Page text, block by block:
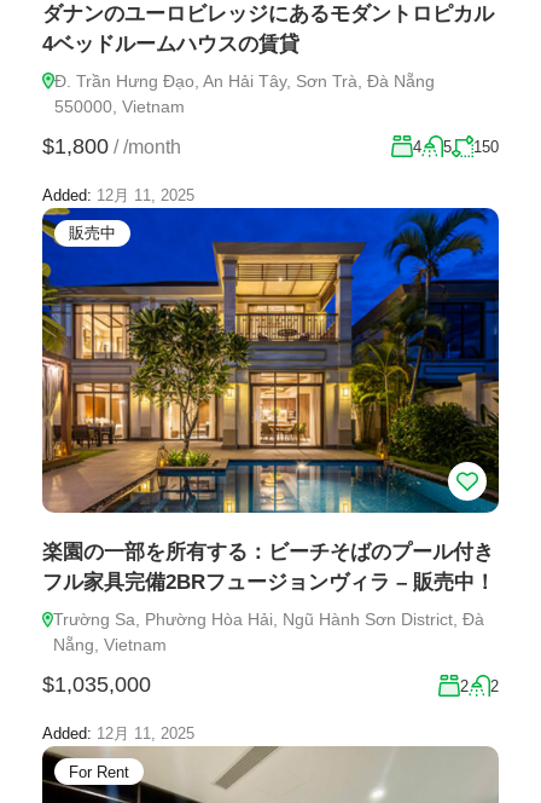
ダナンのユーロビレッジにあるモダントロピカル
4ベッドルームハウスの賃貸
Đ. Trần Hưng Đạo, An Hải Tây, Sơn Trà, Đà Nẵng
550000, Vietnam
$1,800 / /month 4 5 150
Added: 12月 11, 2025
販売中
楽園の一部を所有する：ビーチそばのプール付き
フル家具完備2BRフュージョンヴィラ – 販売中！
Trường Sa, Phường Hòa Hải, Ngũ Hành Sơn District, Đà
Nẵng, Vietnam
$1,035,000 2 2
Added: 12月 11, 2025
For Rent